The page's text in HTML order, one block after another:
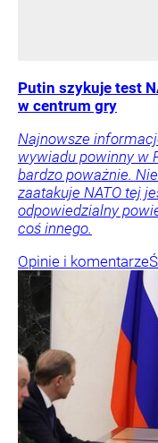
Putin szykuje test
w centrum gry
Najnowsze
wywiadu powinny w
bardzo poważnie.
zaatakuje NATO tej
odpowiedzialny
coś innego.
Opinie i komentarze